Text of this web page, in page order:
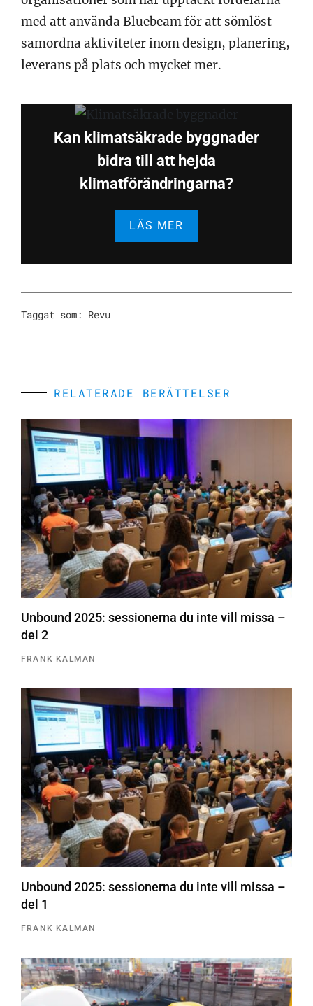
med att använda Bluebeam för att sömlöst
samordna aktiviteter inom design, planering,
leverans på plats och mycket mer.
Kan klimatsäkrade byggnader
bidra till att hejda
klimatförändringarna?
LÄS MER
Taggat som: Revu
RELATERADE BERÄTTELSER
Unbound 2025: sessionerna du inte vill missa –
del 2
FRANK KALMAN
Unbound 2025: sessionerna du inte vill missa –
del 1
FRANK KALMAN